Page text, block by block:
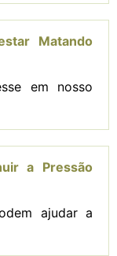
Matando
em nosso
a Pressão
ajudar a